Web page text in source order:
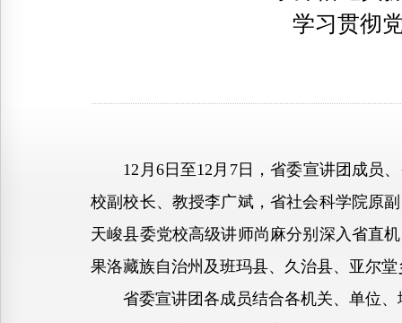
学习贯彻
12月6日至12月7日，省委宣讲团成员、
校副校长、教授李广斌，省社会科学院原
天峻县委党校高级讲师尚麻分别深入省直
果洛藏族自治州及班玛县、久治县、亚尔
省委宣讲团各成员结合各机关、单位、